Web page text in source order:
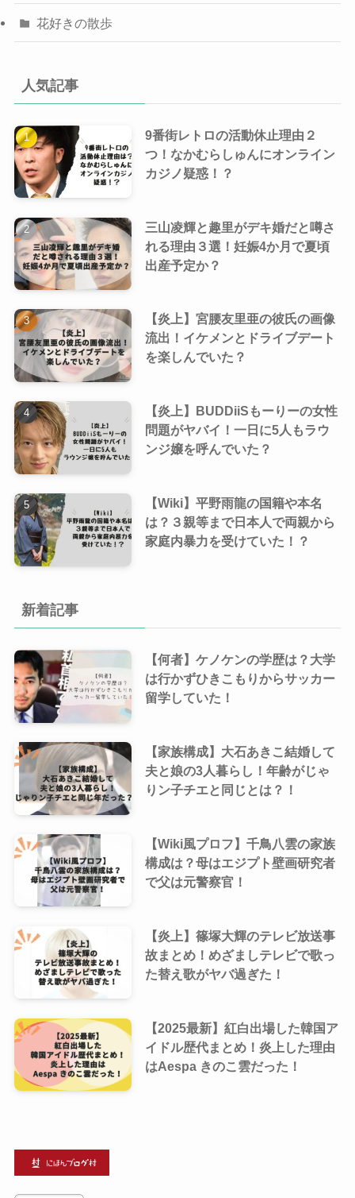
花好きの散歩
人気記事
9番街レトロの活動休止理由２
つ！なかむらしゅんにオンライン
カジノ疑惑！？
三山凌輝と趣里がデキ婚だと噂さ
れる理由３選！妊娠4か月で夏頃
出産予定か？
【炎上】宮腰友里亜の彼氏の画像
流出！イケメンとドライブデート
を楽しんでいた？
【炎上】BUDDiiSもーりーの女性
問題がヤバイ！一日に5人もラウ
ンジ嬢を呼んでいた？
【Wiki】平野雨龍の国籍や本名
は？３親等まで日本人で両親から
家庭内暴力を受けていた！？
新着記事
【何者】ケノケンの学歴は？大学
は行かずひきこもりからサッカー
留学していた！
【家族構成】大石あきこ結婚して
夫と娘の3人暮らし！年齢がじゃ
りン子チエと同じとは？！
【Wiki風プロフ】千鳥八雲の家族
構成は？母はエジプト壁画研究者
で父は元警察官！
【炎上】篠塚大輝のテレビ放送事
故まとめ！めざましテレビで歌っ
た替え歌がヤバ過ぎた！
【2025最新】紅白出場した韓国ア
イドル歴代まとめ！炎上した理由
はAespa きのこ雲だった！